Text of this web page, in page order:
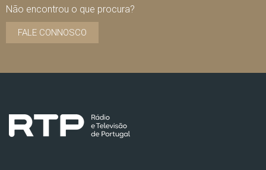
Não encontrou o que procura?
FALE CONNOSCO